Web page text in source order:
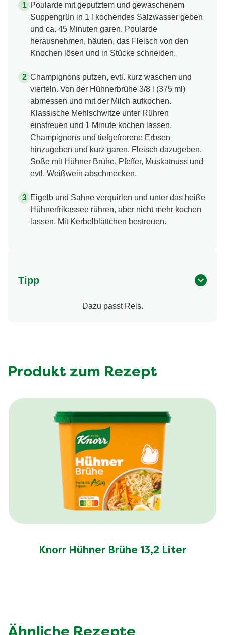
Poularde mit geputztem und gewaschenem
Suppengrün in 1 l kochendes Salzwasser geben
und ca. 45 Minuten garen. Poularde
herausnehmen, häuten, das Fleisch von den
Knochen lösen und in Stücke schneiden.
Champignons putzen, evtl. kurz waschen und
vierteln. Von der Hühnerbrühe 3/8 l (375 ml)
abmessen und mit der Milch aufkochen.
Klassische Mehlschwitze unter Rühren
einstreuen und 1 Minute kochen lassen.
Champignons und tiefgefrorene Erbsen
hinzugeben und kurz garen. Fleisch dazugeben.
Soße mit Hühner Brühe, Pfeffer, Muskatnuss und
evtl. Weißwein abschmecken.
Eigelb und Sahne verquirlen und unter das heiße
Hühnerfrikassee rühren, aber nicht mehr kochen
lassen. Mit Kerbelblättchen bestreuen.
Tipp
Dazu passt Reis.
Produkt zum Rezept
Knorr Hühner Brühe 13,2 Liter